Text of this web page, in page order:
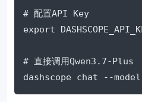
# 配置API Key
export
# 直接调用Qwen3.7-Plus
dashscope chat --model